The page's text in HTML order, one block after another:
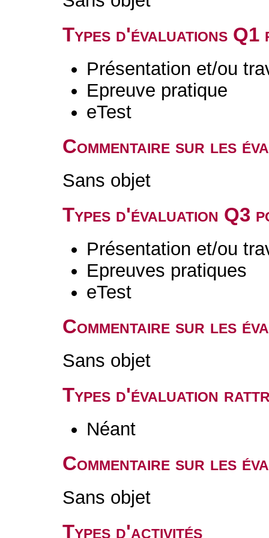
Types d'évaluations
Présentation et/ou
Epreuve pratique
eTest
Commentaire sur les
Sans objet
Types d'évaluation Q3
Présentation et/ou
Epreuves pratiques
eTest
Commentaire sur les
Sans objet
Types d'évaluation
Néant
Commentaire sur les
Sans objet
Types d'activités